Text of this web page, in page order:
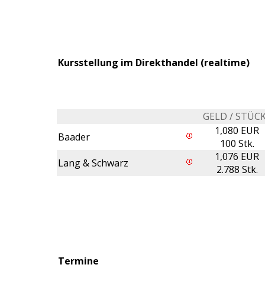
Kursstellung im Direkthandel (realtime)
GELD /
Baader
1,080 EUR
100 Stk.
Lang & Schwarz
1,076 EUR
2.788 Stk.
Termine